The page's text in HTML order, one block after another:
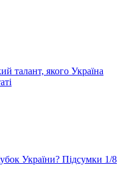
талант, якого Україна
України? Підсумки 1/8